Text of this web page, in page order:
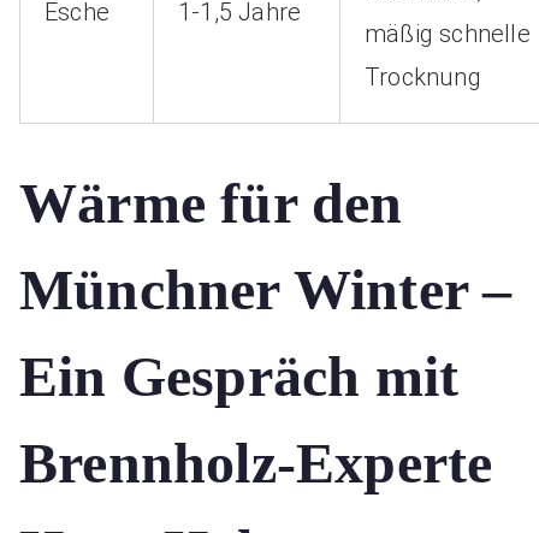
Esche 1-1,5 Jahre
mäßig schnelle
Trocknung
Wärme für den
Münchner Winter –
Ein Gespräch mit
Brennholz-Experte